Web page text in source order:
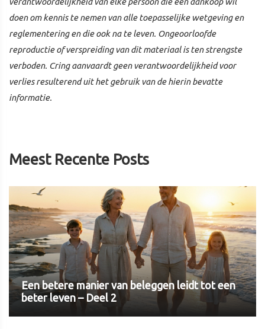
doen om kennis te nemen van alle toepasselijke wetgeving en
reglementering en die ook na te leven. Ongeoorloofde
reproductie of verspreiding van dit materiaal is ten strengste
verboden. Cring aanvaardt geen verantwoordelijkheid voor
verlies resulterend uit het gebruik van de hierin bevatte
informatie.
Meest Recente Posts
Een betere manier van beleggen leidt tot een
beter leven – Deel 2